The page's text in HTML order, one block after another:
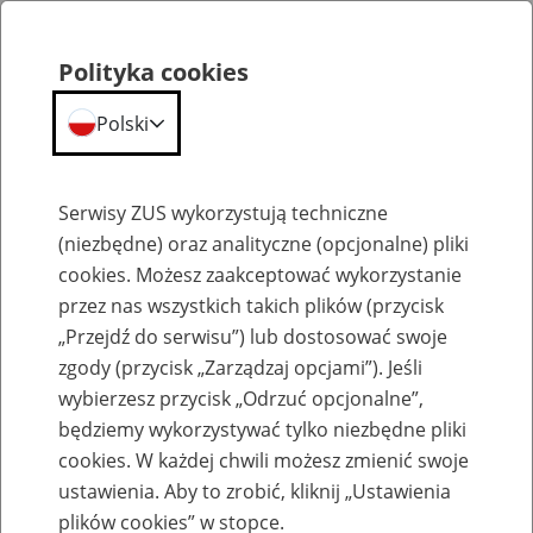
Szkolenia
Zaproś ZUS do siebie: Aktywni 50+
Polityka cookies
Polski
Serwisy ZUS wykorzystują techniczne
(niezbędne) oraz analityczne (opcjonalne) pliki
cookies. Możesz zaakceptować wykorzystanie
przez nas wszystkich takich plików (przycisk
„Przejdź do serwisu”) lub dostosować swoje
zgody (przycisk „Zarządzaj opcjami”). Jeśli
wybierzesz przycisk „Odrzuć opcjonalne”,
będziemy wykorzystywać tylko niezbędne pliki
cookies. W każdej chwili możesz zmienić swoje
ustawienia. Aby to zrobić, kliknij „Ustawienia
plików cookies” w stopce.